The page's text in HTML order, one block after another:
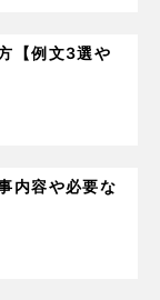
【例文3選や
内容や必要な